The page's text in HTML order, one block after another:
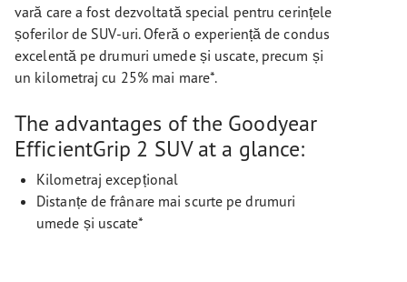
vară care a fost dezvoltată special pentru cerințele
șoferilor de SUV-uri. Oferă o experiență de condus
excelentă pe drumuri umede și uscate, precum și
un kilometraj cu 25% mai mare*.
The advantages of the Goodyear
EfficientGrip 2 SUV at a glance:
Kilometraj excepțional
Distanțe de frânare mai scurte pe drumuri
umede și uscate*